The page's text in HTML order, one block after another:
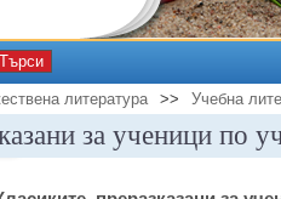
Търси
литература >> Учебна
за ученици по